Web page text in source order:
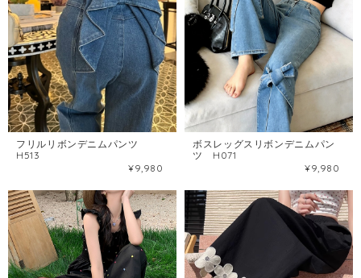
フリルリボンデニムパンツ
H513
¥9,980
ボスレッグスリボンデニムパン
ツ H071
¥9,980